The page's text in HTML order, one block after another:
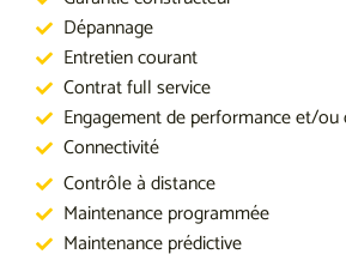
Dépannage
Entretien courant
Contrat full service
Engagement de performance et/ou
Connectivité
Contrôle à distance
Maintenance programmée
Maintenance prédictive